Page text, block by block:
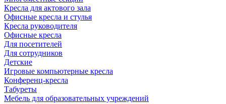
Кресла для актового зала
Офисные кресла и стулья
Кресла руководителя
Офисные кресла
Для посетителей
Для сотрудников
Детские
Игровые компьютерные кресла
Конференц-кресла
Табуреты
Мебель для образовательных учреждений